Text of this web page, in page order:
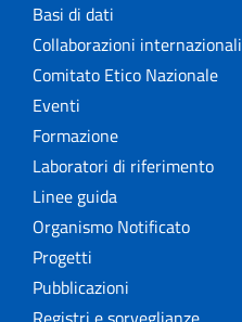
Basi di dati
Collaborazioni internazionali
Comitato Etico Nazionale
Eventi
Formazione
Laboratori di riferimento
Linee guida
Organismo Notificato
Progetti
Pubblicazioni